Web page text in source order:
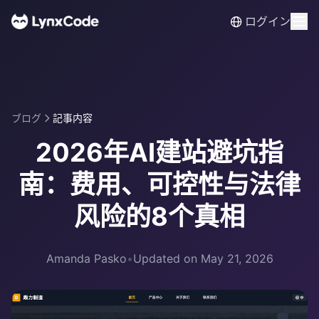
ログイン
ブログ 記事内容
2026年AI建站避坑指
南：费用、可控性与法律
风险的8个真相
Amanda Pasko•Updated on May 21, 2026